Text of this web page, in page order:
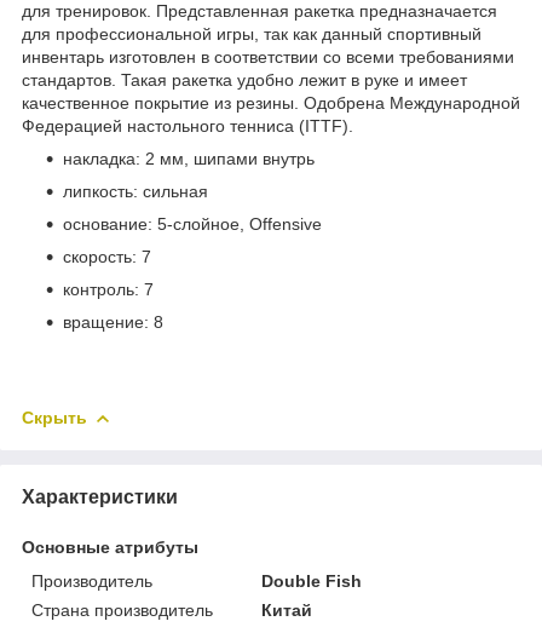
для тренировок. Представленная ракетка предназначается
для профессиональной игры, так как данный спортивный
инвентарь изготовлен в соответствии со всеми требованиями
стандартов. Такая ракетка удобно лежит в руке и имеет
качественное покрытие из резины. Одобрена Международной
Федерацией настольного тенниса (ITTF).
накладка: 2 мм, шипами внутрь
липкость: сильная
основание: 5-слойное, Offensive
скорость: 7
контроль: 7
вращение: 8
Скрыть
Характеристики
Основные атрибуты
Производитель
Double Fish
Страна производитель
Китай